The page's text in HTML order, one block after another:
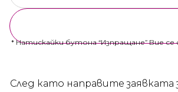
* Натискайки бутона “Изпращане” Вие
След като направите заявката